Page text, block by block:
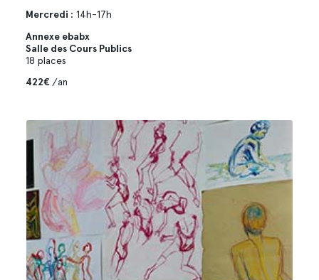
Mercredi : 14h-17h
Annexe ebabx
Salle des Cours Publics
18 places
422€ /an